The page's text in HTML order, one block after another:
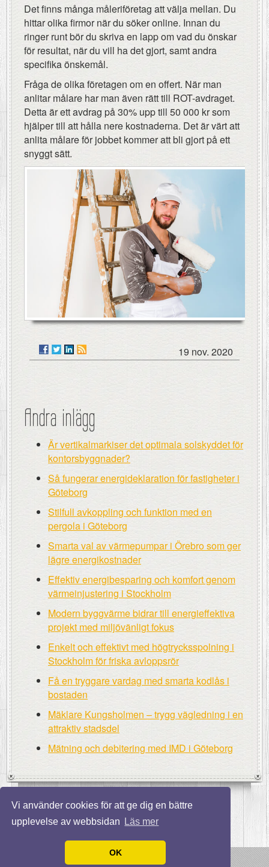
Vi använder cookies för att ge dig en bättre
upplevelse av webbsidan
Läs mer
OK
Det finns många måleriföretag att välja mellan. Du
hittar olika firmor när du söker online. Innan du
ringer runt bör du skriva en lapp om vad du önskar
för resultat, när du vill ha det gjort, samt andra
specifika önskemål.
Fråga de olika företagen om en offert. När man
anlitar målare har man även rätt till ROT-avdraget.
Detta är ett avdrag på 30% upp till 50 000 kr som
hjälper till att hålla nere kostnaderna. Det är värt att
anlita målare för jobbet kommer att bli gjort på ett
snyggt sätt.
19 nov. 2020
Andra inlägg
Är vertikalmarkiser det optimala solskyddet för
kontorsbyggnader?
Så fungerar energideklaration för fastigheter i
Göteborg
Stilfull avkoppling och funktion med en
pergola i Göteborg
Smarta val av värmepumpar i Örebro som ger
lägre energikostnader
Effektiv energibesparing och komfort genom
värmeinjustering i Stockholm
Modern byggvärme bidrar till energieffektiva
projekt med miljövänligt fokus
Enkelt och effektivt med högtrycksspolning i
Stockholm för friska avloppsrör
Få en tryggare vardag med smarta kodlås i
bostaden
Mäklare Kungsholmen – trygg vägledning i en
attraktiv stadsdel
Mätning och debitering med IMD i Göteborg